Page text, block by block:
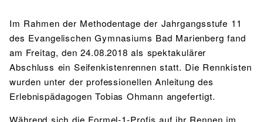
Food Scouts
FAQs
Im Rahmen der Methodentage der Jahrgangsstufe 11
des Evangelischen Gymnasiums Bad Marienberg fand
am Freitag, den 24.08.2018 als spektakulärer
Abschluss ein Seifenkistenrennen statt. Die Rennkisten
wurden unter der professionellen Anleitung des
Erlebnispädagogen Tobias Ohmann angefertigt.
Während sich die Formel-1-Profis auf ihr Rennen im